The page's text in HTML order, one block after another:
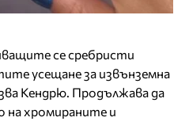
се сребристи
усещане за извънземна
Кендрю. Продължава да
на хромираните и